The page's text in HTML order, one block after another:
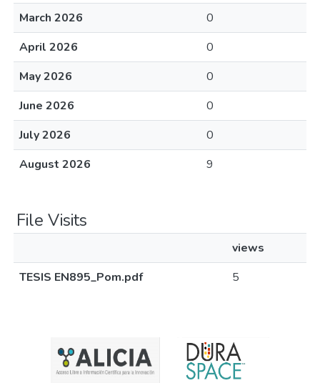
March 2026
0
April 2026
0
May 2026
0
June 2026
0
July 2026
0
August 2026
9
File Visits
views
TESIS EN895_Pom.pdf
5